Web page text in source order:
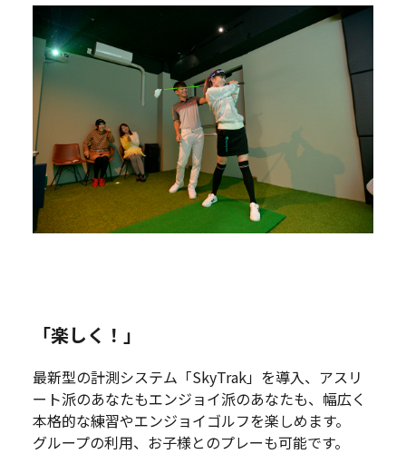
「楽しく！」
最新型の計測システム「SkyTrak」を導入、アスリ
ート派のあなたもエンジョイ派のあなたも、幅広く
本格的な練習やエンジョイゴルフを楽しめます。
グループの利用、お子様とのプレーも可能です。